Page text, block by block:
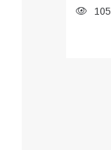
105